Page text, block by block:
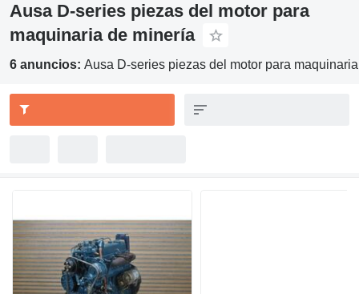
Ausa D-series piezas del motor para
maquinaria de minería
6 anuncios: Ausa D-series piezas del motor para